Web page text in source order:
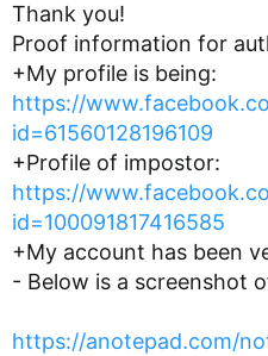
Thank you!
Proof information for
+My profile is being:
https://
id=61560128196109
+Profile of impostor:
https://
id=100091817416585
+My account has been
- Below is a screenshot
https://anotepad.com/